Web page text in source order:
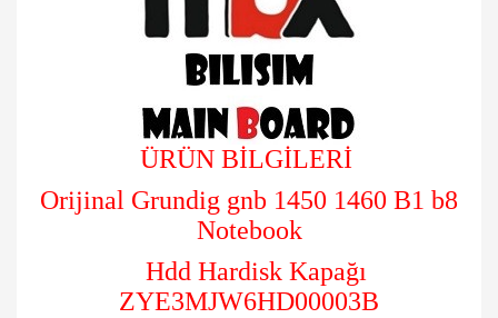
ÜRÜN BİLGİLERİ
Orijinal Grundig gnb 1450 1460 B1 b8
Notebook
Hdd Hardisk Kapağı
ZYE3MJW6HD00003B